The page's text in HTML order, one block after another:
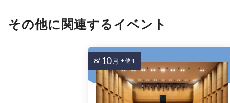
その他に関連するイベント
8/ 10 月 + 他 4